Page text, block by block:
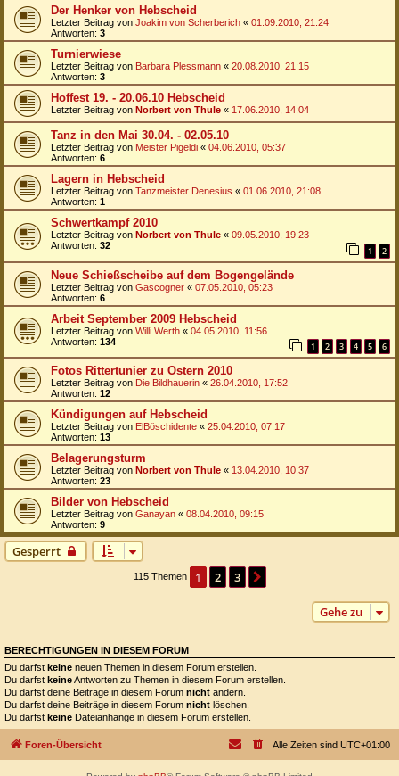
Der Henker von Hebscheid
Letzter Beitrag von Joakim von Scherberich « 01.09.2010, 21:24
Antworten: 3
Turnierwiese
Letzter Beitrag von Barbara Plessmann « 20.08.2010, 21:15
Antworten: 3
Hoffest 19. - 20.06.10 Hebscheid
Letzter Beitrag von Norbert von Thule « 17.06.2010, 14:04
Tanz in den Mai 30.04. - 02.05.10
Letzter Beitrag von Meister Pigeldi « 04.06.2010, 05:37
Antworten: 6
Lagern in Hebscheid
Letzter Beitrag von Tanzmeister Denesius « 01.06.2010, 21:08
Antworten: 1
Schwertkampf 2010
Letzter Beitrag von Norbert von Thule « 09.05.2010, 19:23
Antworten: 32 1 2
Neue Schießscheibe auf dem Bogengelände
Letzter Beitrag von Gascogner « 07.05.2010, 05:23
Antworten: 6
Arbeit September 2009 Hebscheid
Letzter Beitrag von Willi Werth « 04.05.2010, 11:56
Antworten: 134 1 2 3 4 5 6
Fotos Rittertunier zu Ostern 2010
Letzter Beitrag von Die Bildhauerin « 26.04.2010, 17:52
Antworten: 12
Kündigungen auf Hebscheid
Letzter Beitrag von ElBöschidente « 25.04.2010, 07:17
Antworten: 13
Belagerungsturm
Letzter Beitrag von Norbert von Thule « 13.04.2010, 10:37
Antworten: 23
Bilder von Hebscheid
Letzter Beitrag von Ganayan « 08.04.2010, 09:15
Antworten: 9
Gesperrt
115 Themen 1 2 3
Gehe zu
BERECHTIGUNGEN IN DIESEM FORUM
Du darfst keine neuen Themen in diesem Forum erstellen.
Du darfst keineAntworten zu Themen in diesem Forum erstellen.
Du darfst deine Beiträge in diesem Forum nicht ändern.
Du darfst deine Beiträge in diesem Forum nicht löschen.
Du darfst keine Dateianhänge in diesem Forum erstellen.
Foren-Übersicht Alle Zeiten sind UTC+01:00